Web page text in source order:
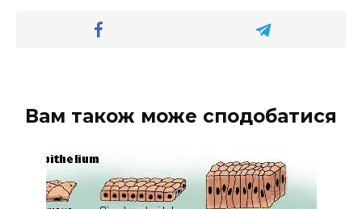
Вам також може сподобатися